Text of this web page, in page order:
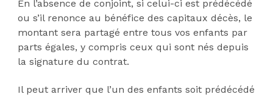
En l’absence de conjoint, si celui-ci est prédécédé
ou s’il renonce au bénéfice des capitaux décès, le
montant sera partagé entre tous vos enfants par
parts égales, y compris ceux qui sont nés depuis
la signature du contrat.
Il peut arriver que l’un des enfants soit prédécédé